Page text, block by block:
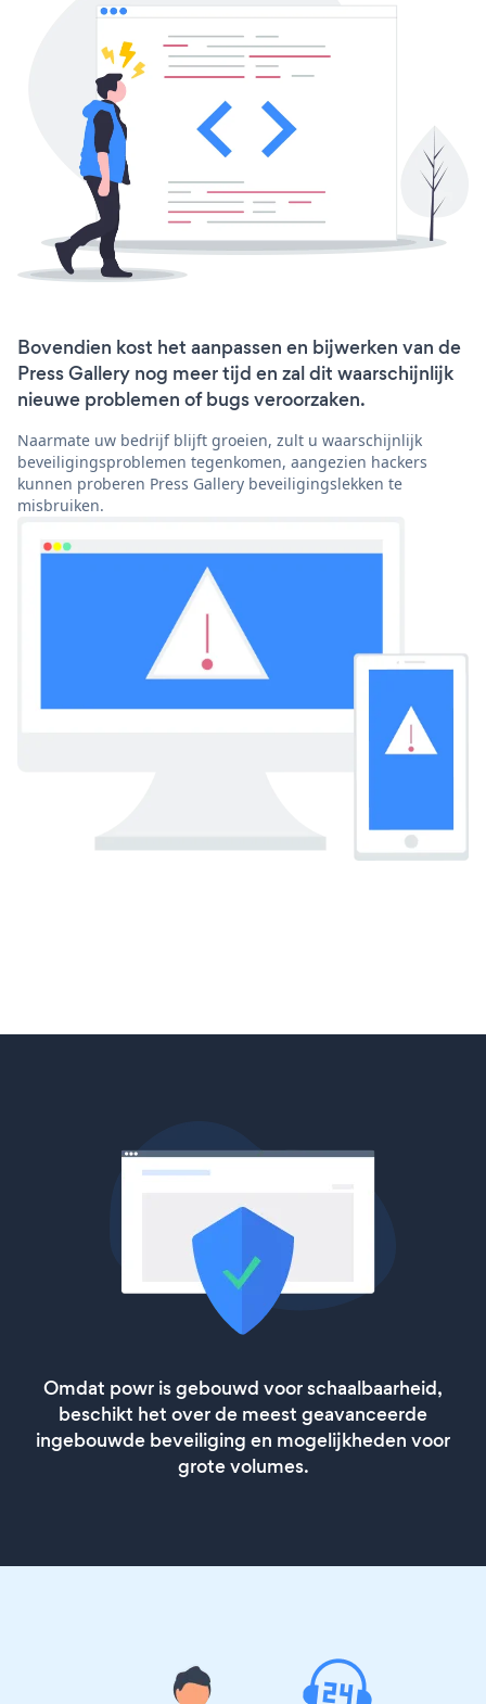
Bovendien kost het aanpassen en bijwerken van de
Press Gallery nog meer tijd en zal dit waarschijnlijk
nieuwe problemen of bugs veroorzaken.
Naarmate uw bedrijf blijft groeien, zult u waarschijnlijk
beveiligingsproblemen tegenkomen, aangezien hackers
kunnen proberen Press Gallery beveiligingslekken te
misbruiken.
Omdat powr is gebouwd voor schaalbaarheid,
beschikt het over de meest geavanceerde
ingebouwde beveiliging en mogelijkheden voor
grote volumes.